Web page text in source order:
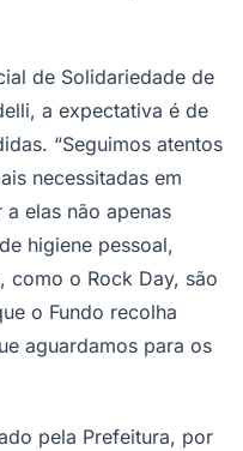
de Solidariedade de
a expectativa é de
“Seguimos atentos
necessitadas em
elas não apenas
higiene pessoal,
como o Rock Day, são
o Fundo recolha
aguardamos para os
pela Prefeitura, por